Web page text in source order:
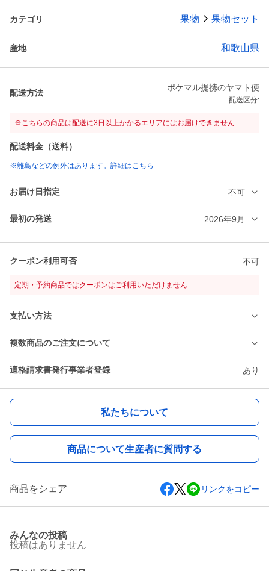
カテゴリ 果物 果物セット
産地 和歌山県
配送方法
ポケマル提携のヤマト便
配送区分:
※こちらの商品は配送に3日以上かかるエリアにはお届けできません
配送料金（送料）
※離島などの例外はあります。詳細はこちら
お届け日指定 不可
最初の発送 2026年9月
クーポン利用可否 不可
定期・予約商品ではクーポンはご利用いただけません
支払い方法
複数商品のご注文について
適格請求書発行事業者登録 あり
私たちについて
商品について生産者に質問する
商品をシェア リンクをコピー
みんなの投稿
投稿はありません